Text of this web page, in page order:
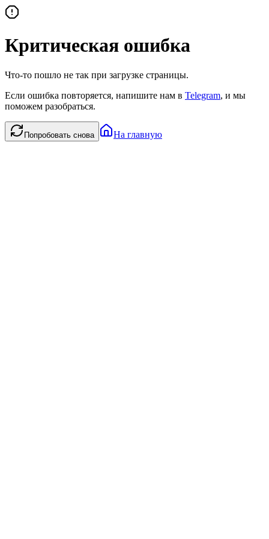
Критическая ошибка
Что-то пошло не так при загрузке страницы.
Если ошибка повторяется, напишите нам в Telegram, и мы
поможем разобраться.
Попробовать снова На главную